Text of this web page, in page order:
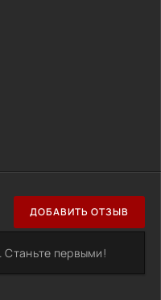
ДОБАВИТЬ ОТЗЫВ
Станьте первыми!